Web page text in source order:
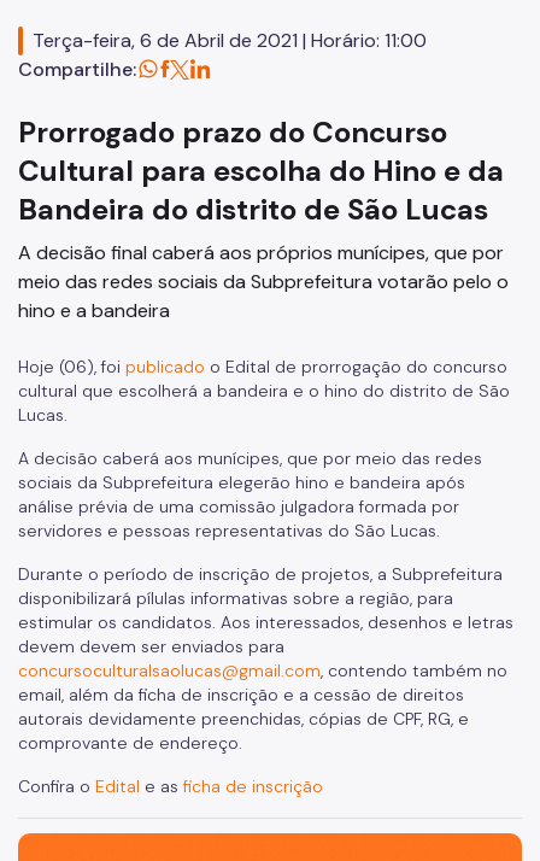
SP Mais Fácil
Cata-Bagulho
Termo de Cooperação
Programa de Metas
Terça-feira, 6 de Abril de 2021 | Horário: 11:00
Compartilhe:
Prorrogado prazo do Concurso
Cultural para escolha do Hino e da
Bandeira do distrito de São Lucas
A decisão final caberá aos próprios munícipes, que por
meio das redes sociais da Subprefeitura votarão pelo o
hino e a bandeira
Hoje (06), foi publicado o Edital de prorrogação do concurso
cultural que escolherá a bandeira e o hino do distrito de São
Lucas.
A decisão caberá aos munícipes, que por meio das redes
sociais da Subprefeitura elegerão hino e bandeira após
análise prévia de uma comissão julgadora formada por
servidores e pessoas representativas do São Lucas.
Durante o período de inscrição de projetos, a Subprefeitura
disponibilizará pílulas informativas sobre a região, para
estimular os candidatos. Aos interessados, desenhos e letras
devem devem ser enviados para
concursoculturalsaolucas@gmail.com, contendo também no
email, além da ficha de inscrição e a cessão de direitos
autorais devidamente preenchidas, cópias de CPF, RG, e
comprovante de endereço.
Confira o Edital e asficha de inscrição
São Paulo, cidade inteligente, resiliente e sustentável